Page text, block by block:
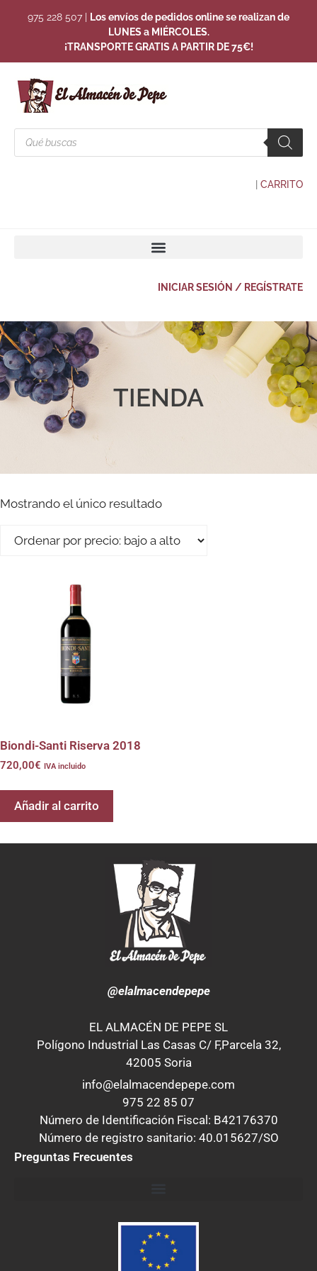
975 228 507
Los envíos de pedidos online se realizan de
LUNES a MIÉRCOLES.
¡TRANSPORTE GRATIS A PARTIR DE 75€!
CARRITO
INICIAR SESIÓN / REGÍSTRATE
TIENDA
Mostrando el único resultado
Biondi-Santi Riserva 2018
720,00€ IVA incluido
Añadir al carrito
@elalmacendepepe
EL ALMACÉN DE PEPE SL
Polígono Industrial Las Casas C/ F,Parcela 32,
42005 Soria
info@elalmacendepepe.com
975 22 85 07
Número de Identificación Fiscal: B42176370
Número de registro sanitario: 40.015627/SO
Preguntas Frecuentes